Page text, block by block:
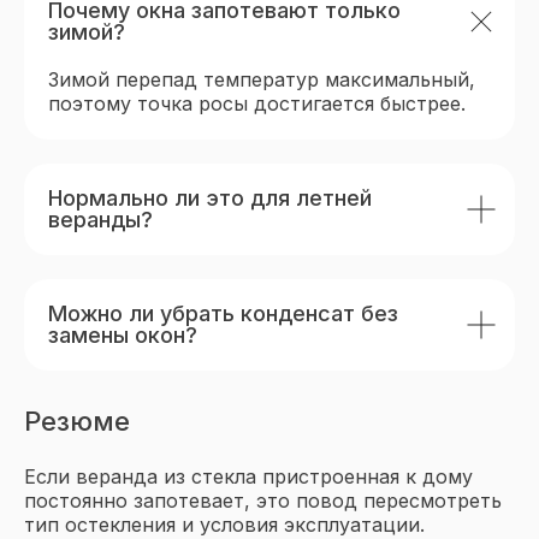
Почему окна запотевают только
зимой?
Зимой перепад температур максимальный,
поэтому точка росы достигается быстрее.
Нормально ли это для летней
веранды?
Можно ли убрать конденсат без
замены окон?
Резюме
Если веранда из стекла пристроенная к дому
постоянно запотевает, это повод пересмотреть
тип остекления и условия эксплуатации.
Объекты остекления
Виды остекления
О компании
О нас
Окна
Остекление веранд и террас
Остекление балконов и лоджий
Политика конфиденциальности
Проекты